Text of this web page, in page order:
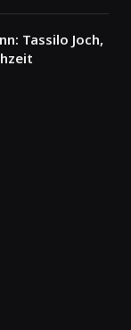
Tassilo Joch,